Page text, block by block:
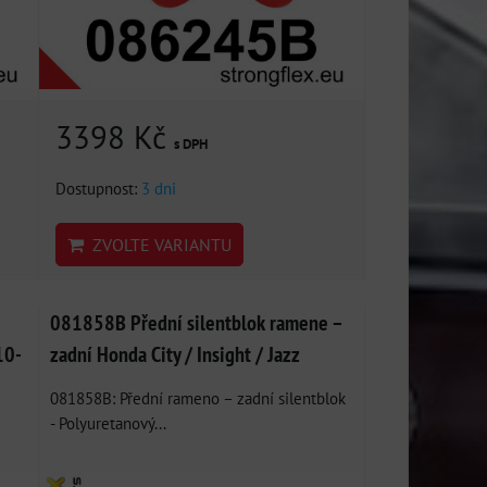
3398 Kčs DPH
Dostupnost: 3 dni
ZVOLTE VARIANTU
081858B Přední silentblok ramene –
zadní Honda City / Insight / Jazz
081858B: Přední rameno – zadní silentblok
- Polyuretanový...